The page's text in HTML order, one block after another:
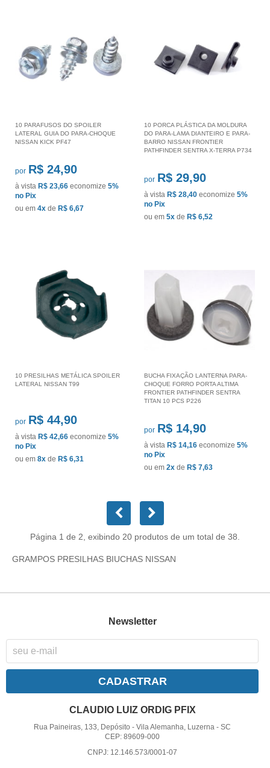
10 PARAFUSOS DO SPOILER
LATERAL GUIA DO PARA-CHOQUE
NISSAN KICK PF47
por R$ 24,90
à vista R$ 23,66 economize 5%
no Pix
ou em 4x de R$ 6,67
10 PORCA PLÁSTICA DA MOLDURA
DO PARA-LAMA DIANTEIRO E PARA-
BARRO NISSAN FRONTIER
PATHFINDER SENTRA X-TERRA P734
por R$ 29,90
à vista R$ 28,40 economize 5%
no Pix
ou em 5x de R$ 6,52
10 PRESILHAS METÁLICA SPOILER
LATERAL NISSAN T99
por R$ 44,90
à vista R$ 42,66 economize 5%
no Pix
ou em 8x de R$ 6,31
BUCHA FIXAÇÃO LANTERNA PARA-
CHOQUE FORRO PORTA ALTIMA
FRONTIER PATHFINDER SENTRA
TITAN 10 PCS P226
por R$ 14,90
à vista R$ 14,16 economize 5%
no Pix
ou em 2x de R$ 7,63
Página 1 de 2, exibindo 20 produtos de um total de 38.
GRAMPOS PRESILHAS BIUCHAS NISSAN
Newsletter
CADASTRAR
CLAUDIO LUIZ ORDIG PFIX
Rua Paineiras, 133, Depósito -Vila Alemanha, Luzerna -SC
CEP: 89609-000
CNPJ: 12.146.573/0001-07